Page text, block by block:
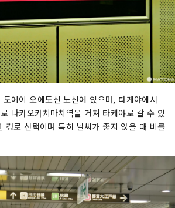
에이 오에도선 노선에 있으며, 타케야에서
나카오카치마치역을 거쳐 타케야로 갈 수 있
경로 선택이며 특히 날씨가 좋지 않을 때 비를